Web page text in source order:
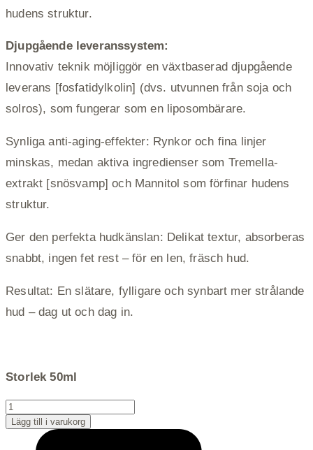
hudens struktur.
Djupgående leveranssystem:
Innovativ teknik möjliggör en växtbaserad djupgående
leverans [fosfatidylkolin] (dvs. utvunnen från soja och
solros), som fungerar som en liposombärare.
Synliga anti-aging-effekter: Rynkor och fina linjer
minskas, medan aktiva ingredienser som Tremella-
extrakt [snösvamp] och Mannitol som förfinar hudens
struktur.
Ger den perfekta hudkänslan: Delikat textur, absorberas
snabbt, ingen fet rest – för en len, fräsch hud.
Resultat: En slätare, fylligare och synbart mer strålande
hud – dag ut och dag in.
Storlek 50ml
No
End
Hyaluron
Cream
Lägg till i varukorg